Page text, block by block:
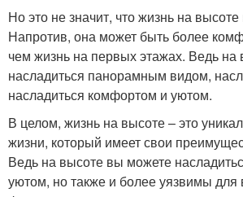
Но это не значит, что жизнь на высоте
Напротив, она может быть более
чем жизнь на первых этажах. Ведь
насладиться панорамным видом,
насладиться комфортом и уютом.
В целом, жизнь на высоте – это
жизни, который имеет свои
Ведь на высоте вы можете
уютом, но также и более уязвимы